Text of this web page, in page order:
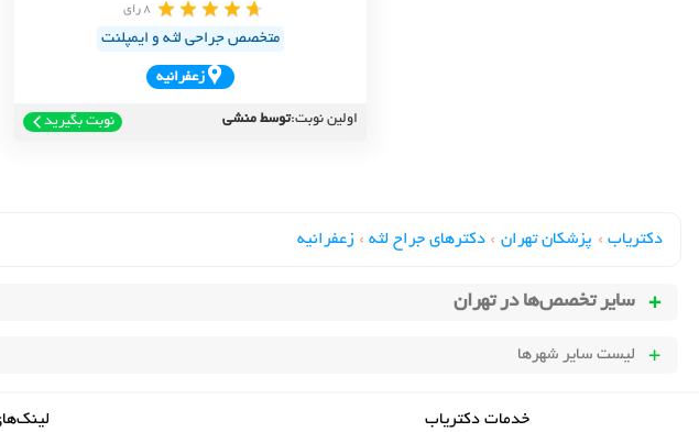
8 رای
متخصص جراحی لثه و ایمپلنت
زعفرانيه
اولین نوبت:توسط منشی نوبت بگیرید
دکتریاب › پزشکان تهران › دکترهای جراح لثه › زعفرانیه
سایر تخصص‌ها درتهران
لیست سایر شهرها
خدمات دکتریاب